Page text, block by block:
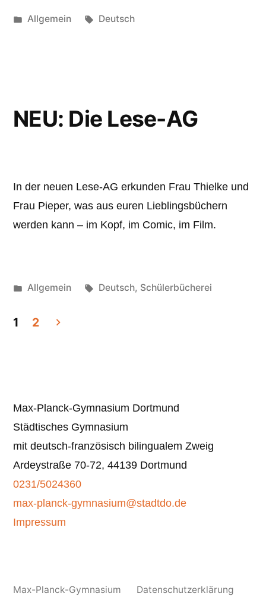
Kino“Veröffentlicht
Allgemein Schlagwörter:
Deutsch
NEU: Die Lese-AG
In der neuen Lese-AG erkunden Frau Thielke und
Frau Pieper, was aus euren Lieblingsbüchern
werden kann – im Kopf, im Comic, im Film.
Veröffentlicht
Allgemein Schlagwörter:
Deutsch, Schülerbücherei
Seitennummerierung
1 2
Max-Planck-Gymnasium Dortmund
Städtisches Gymnasium
mit deutsch-französisch bilingualem Zweig
Ardeystraße 70-72, 44139 Dortmund
0231/5024360
max-planck-gymnasium@stadtdo.de
Impressum
Max-Planck-Gymnasium Datenschutzerklärung